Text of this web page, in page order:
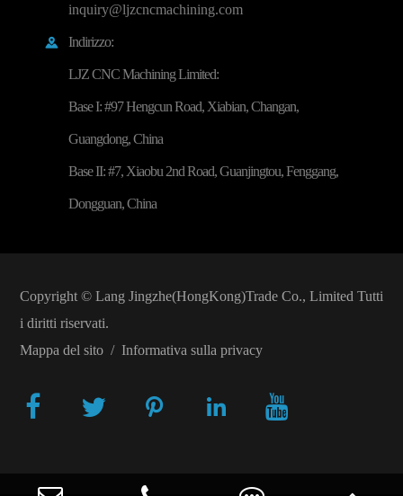
inquiry@ljzcncmachining.com

Indirizzo:
LJZ CNC Machining Limited:
Base I: #97 Hengcun Road, Xiabian, Changan,
Guangdong, China
Base II: #7, Xiaobu 2nd Road, Guanjingtou, Fenggang,
Dongguan, China
Copyright © Lang Jingzhe(HongKong)Trade Co., LimitedTutti
i diritti riservati.
Mappa del sito/ Informativa sulla privacy